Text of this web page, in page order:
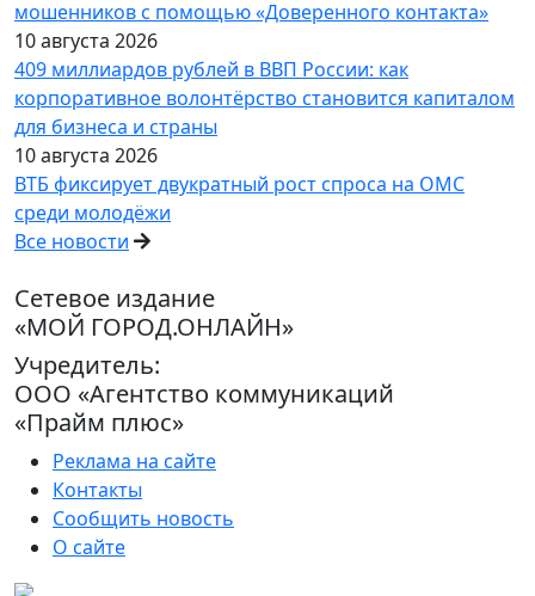
мошенников с помощью «Доверенного контакта»
10 августа 2026
409 миллиардов рублей в ВВП России: как
корпоративное волонтёрство становится капиталом
для бизнеса и страны
10 августа 2026
ВТБ фиксирует двукратный рост спроса на ОМС
среди молодёжи
Все новости
Сетевое издание
«МОЙ ГОРОД.ОНЛАЙН»
Учредитель:
ООО «Агентство коммуникаций
«Прайм плюс»
Реклама на сайте
Контакты
Сообщить новость
О сайте